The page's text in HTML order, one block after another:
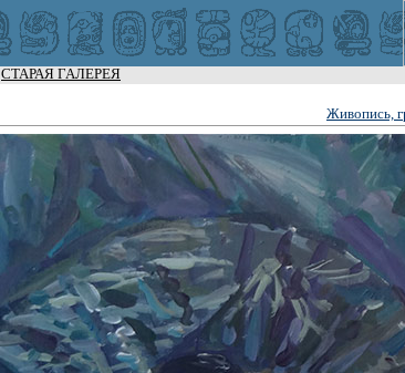
СТАРАЯ ГАЛЕРЕЯ
Живопись,